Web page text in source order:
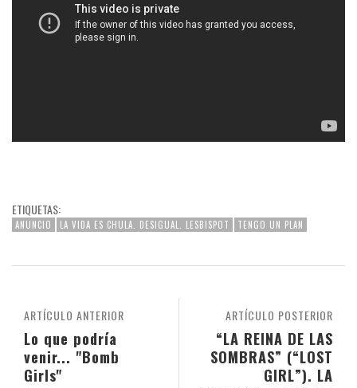
ETIQUETAS:
ANUNCIO LA VIDA ES CHULA. DESIGUAL. LESBISPOT TENGO UN PLAN
ARTÍCULO POSTERIOR
“LA REINA DE LAS
SOMBRAS” (“LOST
GIRL”). LA
ARTÍCULO ANTERIOR
Lo que podría
venir... "Bomb
Girls"